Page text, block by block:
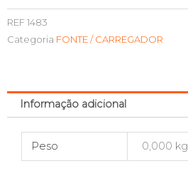
REF1483
Categoria FONTE / CARREGADOR
Informação adicional
Peso 0,000 kg